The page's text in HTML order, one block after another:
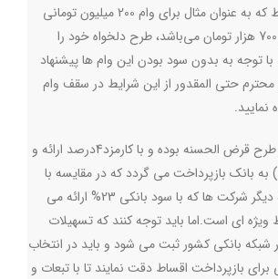
بازپرداخت اقساط که به عنوان مثال برای وام 200 میلیون تومانی
حدود 3 میلیون 700 هزار تومان می‌باشد، طرح دلخواه خود را
توجه به بدون سود بودن این وام ها پیشنهاد
حتی المقدور از این شرایط در سقف وام
نمایید.
زیرا وامهای این طرح قرض الحسنه بوده و با کارمزد4درصد ارائه و
ماه(5 سال) به بانک بازپرداخت می گردد که در مقایسه با
طرح های مشابه دیگر شرکت ها که با سود بانکی 23% ارائه می
ویژه ای است.اما باید توجه کنند که تسهیلات
در شبکه بانکی کشور ثبت می شود و باید در انتخاب
بازپرداخت اقساط دقت نمایند تا با تبعات و